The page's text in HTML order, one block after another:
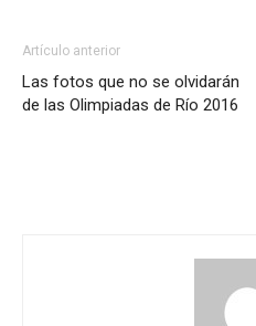
Artículo anterior
Las fotos que no se olvidarán
de las Olimpiadas de Río 2016